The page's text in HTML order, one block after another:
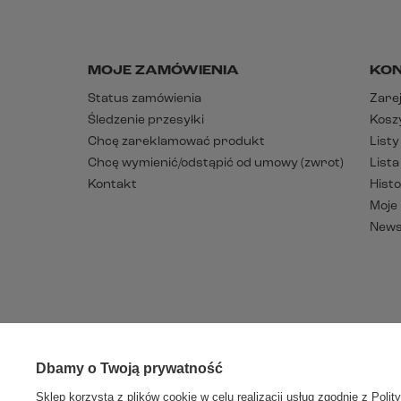
MOJE ZAMÓWIENIA
Status zamówienia
Śledzenie przesyłki
Chcę zareklamować produkt
Chcę wymienić/odstąpić od umowy (zwrot)
Kontakt
Listy
Dbamy o Twoją prywatność
Sklep korzysta z plików cookie w celu realizacji usług zgodnie z